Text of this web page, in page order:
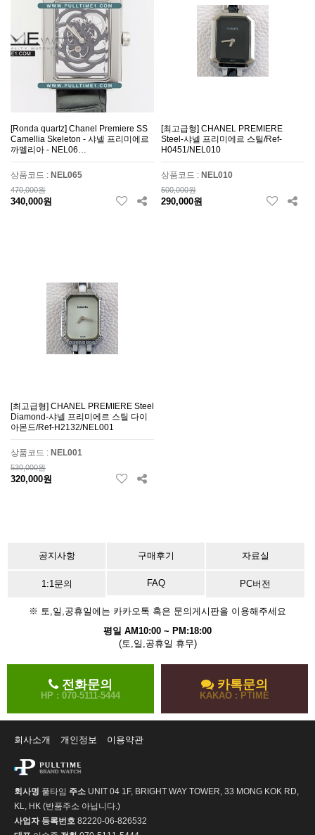
[Ronda quartz] Chanel Premiere SS
Camellia Skeleton - 샤넬 프리미에르
까멜리아 - NEL06…
상품코드 : NEL065
470,000원
340,000원
[최고급형] CHANEL PREMIERE
Steel-샤넬 프리미에르 스틸/Ref-
H0451/NEL010
상품코드 : NEL010
500,000원
290,000원
[최고급형] CHANEL PREMIERE Steel
Diamond-샤넬 프리미에르 스틸 다이
아몬드/Ref-H2132/NEL001
상품코드 : NEL001
530,000원
320,000원
공지사항 구매후기 자료실
1:1문의 FAQ PC버전
※ 토,일,공휴일에는 카카오톡 혹은 문의게시판을 이용해주세요
평일 AM10:00 ~ PM:18:00
(토,일,공휴일 휴무)
전화문의
HP : 070-5111-5444
카톡문의
KAKAO : PTIME
회사소개 개인정보 이용약관
회사명 풀타임 주소 UNIT 04 1F, BRIGHT WAY TOWER, 33 MONG KOK RD,
KL, HK (반품주소 아닙니다.)
사업자 등록번호 82220-06-826532